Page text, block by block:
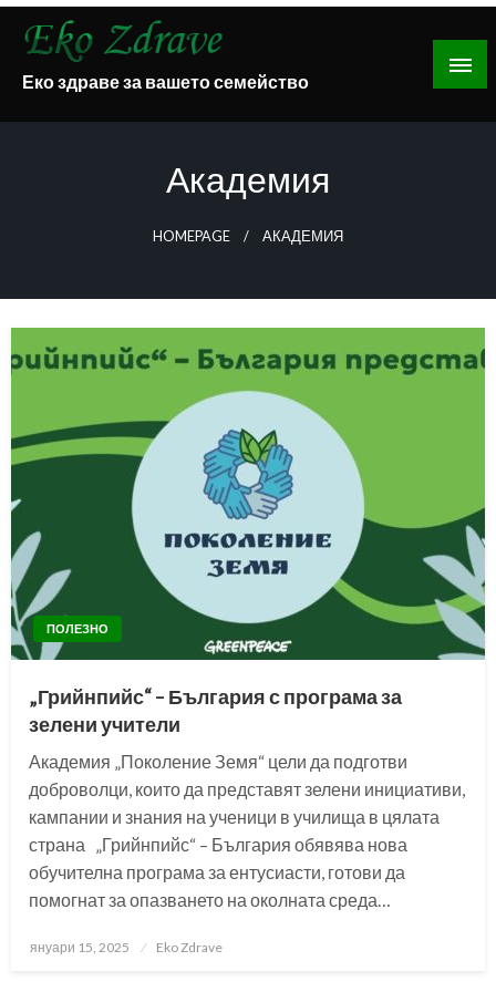
Skip
Еко здраве за вашето семейство
Академия
HOMEPAGE АКАДЕМИЯ
ПОЛЕЗНО
„Грийнпийс“ – България с програма за
зелени учители
Академия „Поколение Земя“ цели да подготви
доброволци, които да представят зелени инициативи,
кампании и знания на ученици в училища в цялата
страна „Грийнпийс“ – България обявява нова
обучителна програма за ентусиасти, готови да
помогнат за опазването на околната среда…
Posted
януари 15, 2025 Eko Zdrave